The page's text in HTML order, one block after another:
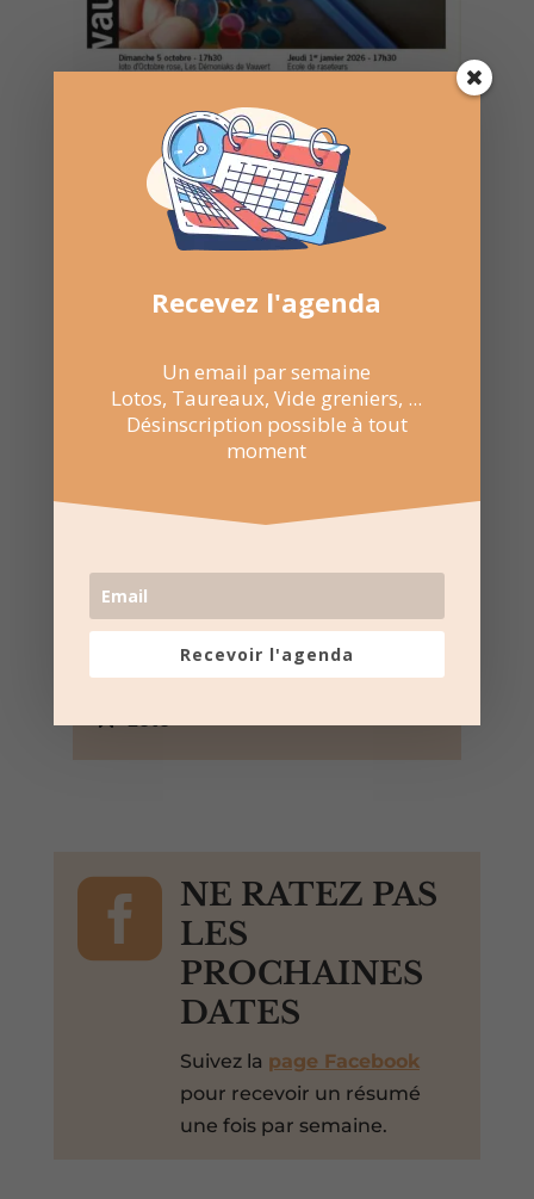
22 Fév 2026
Salle Georges Bizet – Vauvert
Rue Louise Désir, Vauvert, Gard,
30600, France,

NE RATEZ PAS
LES
PROCHAINES
DATES
Suivez la page Facebook
pour recevoir un résumé
une fois par semaine.
Recevez l'agenda
Un email par semaine
Lotos, Taureaux, Vide greniers, ...
Désinscription possible à tout
moment
Recevoir l'agenda